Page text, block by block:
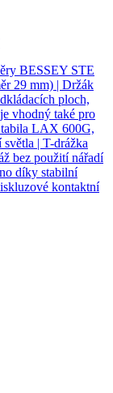
BESSEY STE
29 mm) | Držák
ploch,
vhodný také pro
LAX 600G,
| T-drážka
bez použití nářadí
díky stabilní
kontaktní